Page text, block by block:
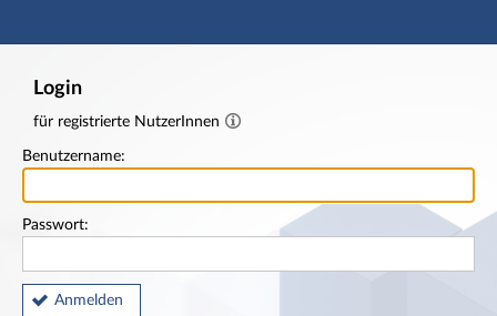
Hauptnavigation
Login
für registrierte NutzerInnen
Benutzername:
Passwort:
Anmelden